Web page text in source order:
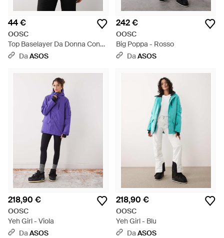
44 €
OOSC
Top Baselayer Da Donna Con
Stampa Effetto Ghepardo -
DaASOS
242 €
OOSC
Big Poppa - Rosso
DaASOS
218,90 €
OOSC
Yeh Girl - Viola
DaASOS
218,90 €
OOSC
Yeh Girl - Blu
DaASOS